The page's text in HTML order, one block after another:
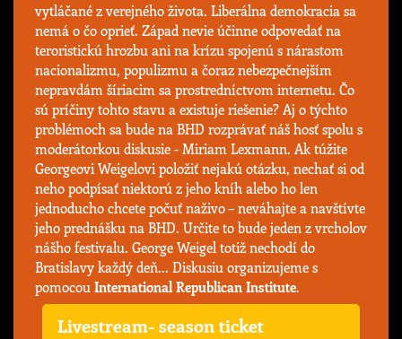
vytláčané z verejného života. Liberálna demokracia sa
nemá o čo oprieť. Západ nevie účinne odpovedať na
teroristickú hrozbu ani na krízu spojenú s nárastom
nacionalizmu, populizmu a čoraz nebezpečnejším
nepravdám šíriacim sa prostredníctvom internetu. Čo
sú príčiny tohto stavu a existuje riešenie? Aj o týchto
problémoch sa bude na BHD rozprávať náš hosť spolu s
moderátorkou diskusie - Miriam Lexmann. Ak túžite
Georgeovi Weigelovi položiť nejakú otázku, nechať si od
neho podpísať niektorú z jeho kníh alebo ho len
jednoducho chcete počuť naživo – neváhajte a navštívte
jeho prednášku na BHD. Určite to bude jeden z vrcholov
nášho festivalu. George Weigel totiž nechodí do
Bratislavy každý deň... Diskusiu organizujeme s
pomocou International Republican Institute.
Livestream- season ticket